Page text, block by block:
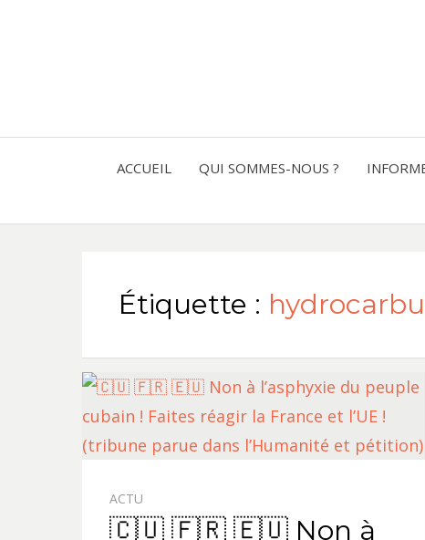
ACCUEIL QUI SOMMES-NOUS ?
Étiquette :
ACTU
🇨🇺 🇫🇷 🇪🇺 Non à